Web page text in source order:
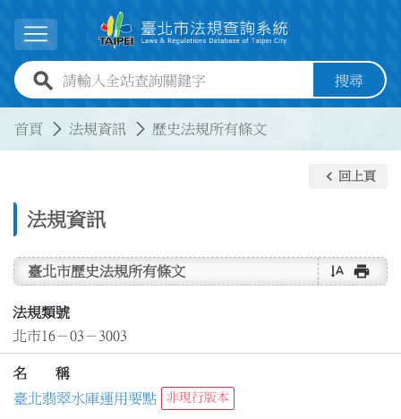
展開選單
全站查詢關鍵字欄位 搜尋
首頁 法規資訊 歷史法規所有條文
法規資訊
keyboard_arrow_left 回上頁
臺北市歷史法規所有條文 text_rotate_vertical print
法規類號
北市16－03－3003
名 稱
臺北翡翠水庫運用要點
非現行版本